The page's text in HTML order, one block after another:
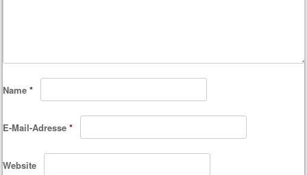
Name*
E-Mail-Adresse*
Website